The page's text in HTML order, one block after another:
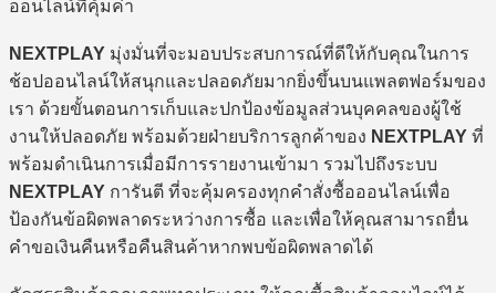
ออนไลน์ที่คุ้มค่า
NEXTPLAY มุ่งมั่นที่จะมอบประสบการณ์ที่ดีให้กับคุณในการ
ช้อปออนไลน์ให้สนุกและปลอดภัยมากยิ่งขึ้นบนแพลตฟอร์มของ
เรา ด้วยขั้นตอนการเก็บและปกป้องข้อมูลส่วนบุคคลของผู้ใช้
งานให้ปลอดภัย พร้อมด้วยฝ่ายบริการลูกค้าของ NEXTPLAY ที่
พร้อมดำเนินการเมื่อมีการรายงานเข้ามา รวมไปถึงระบบ
NEXTPLAY การันตี ที่จะคุ้มครองทุกคำสั่งซื้อออนไลน์เพื่อ
ป้องกันข้อผิดพลาดระหว่างการซื้อ และเพื่อให้คุณสามารถยื่น
คำขอเงินคืนหรือคืนสินค้าหากพบข้อผิดพลาดได้